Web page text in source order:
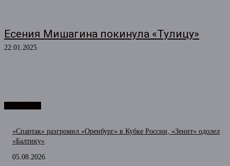
Есения Мишагина покинула «Тулицу»
22.01.2025
«Спартак» разгромил «Оренбург» в Кубке России, «Зенит» одолел
«Балтику»
05.08.2026